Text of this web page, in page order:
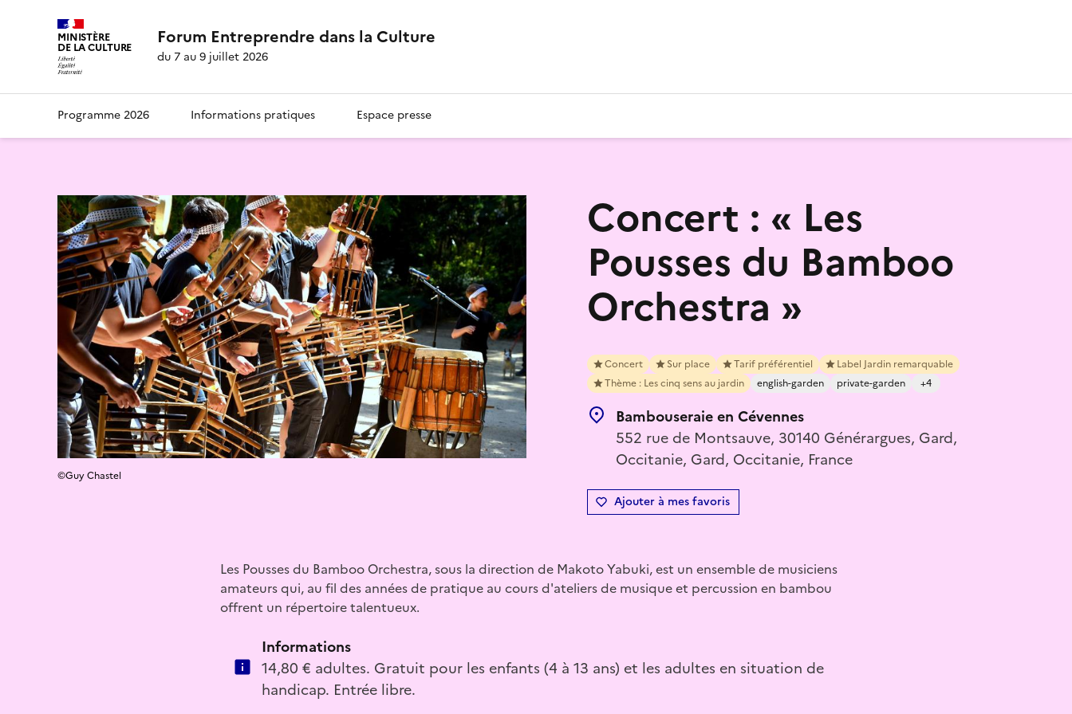
MINISTÈRE
DE LA CULTURE Forum Entreprendre dans la Culture
du 7 au 9 juillet 2026
Programme 2026 Informations pratiques Espace presse
Concert : « Les
Pousses du Bamboo
Orchestra »
Concert Sur place Tarif préférentiel
Label Jardin remarquable
Thème : Les cinq sens au jardin
english-garden private-garden +4
Bambouseraie en Cévennes
552 rue de Montsauve, 30140 Générargues, Gard,
Occitanie, Gard, Occitanie, France
Ajouter à mes favoris
©Guy Chastel
Les Pousses du Bamboo Orchestra, sous la direction de Makoto Yabuki, est un ensemble de musiciens
amateurs qui, au fil des années de pratique au cours d'ateliers de musique et percussion en bambou
offrent un répertoire talentueux.
Informations
14,80 € adultes. Gratuit pour les enfants (4 à 13 ans) et les adultes en situation de
handicap. Entrée libre.